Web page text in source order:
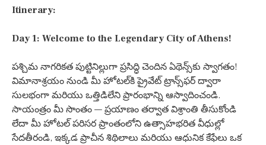
Itinerary:
Day 1: Welcome to the Legendary City of Athens!
పశ్చిమ నాగరికత పుట్టినిల్లుగా ప్రసిద్ధి చెందిన ఏథెన్స్‌కు స్వాగతం!
విమానాశ్రయం నుండి మీ హోటల్‌కి ప్రైవేట్ ట్రాన్స్‌ఫర్ ద్వారా
సులభంగా మరియు ఒత్తిడిలేని ప్రారంభాన్ని ఆస్వాదించండి.
సాయంత్రం మీ సొంతం — ప్రయాణం తర్వాత విశ్రాంతి తీసుకోండి
లేదా మీ హోటల్ పరిసర ప్రాంతంలోని ఉత్సాహభరిత వీధుల్లో
సేదతీరండి, ఇక్కడ ప్రాచీన శిథిలాలు మరియు ఆధునిక కేఫేలు ఒక